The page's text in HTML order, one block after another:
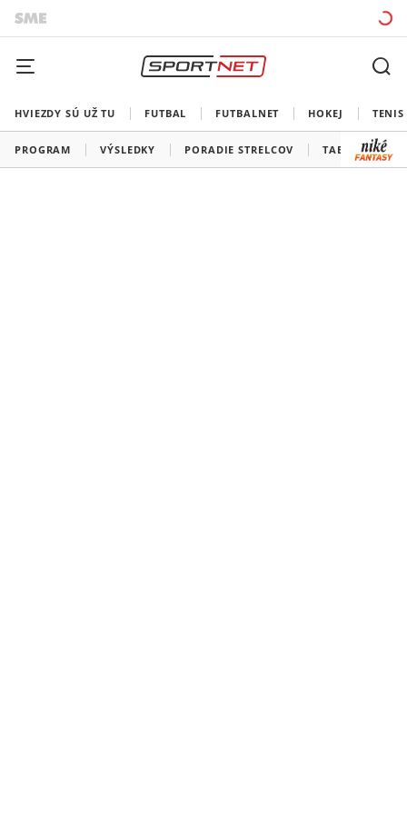
HVIEZDY SÚ UŽ TU FUTBAL FUTBALNET HOKEJ TENIS
PROGRAM VÝSLEDKY PORADIE STRELCOV TABUĽKY A